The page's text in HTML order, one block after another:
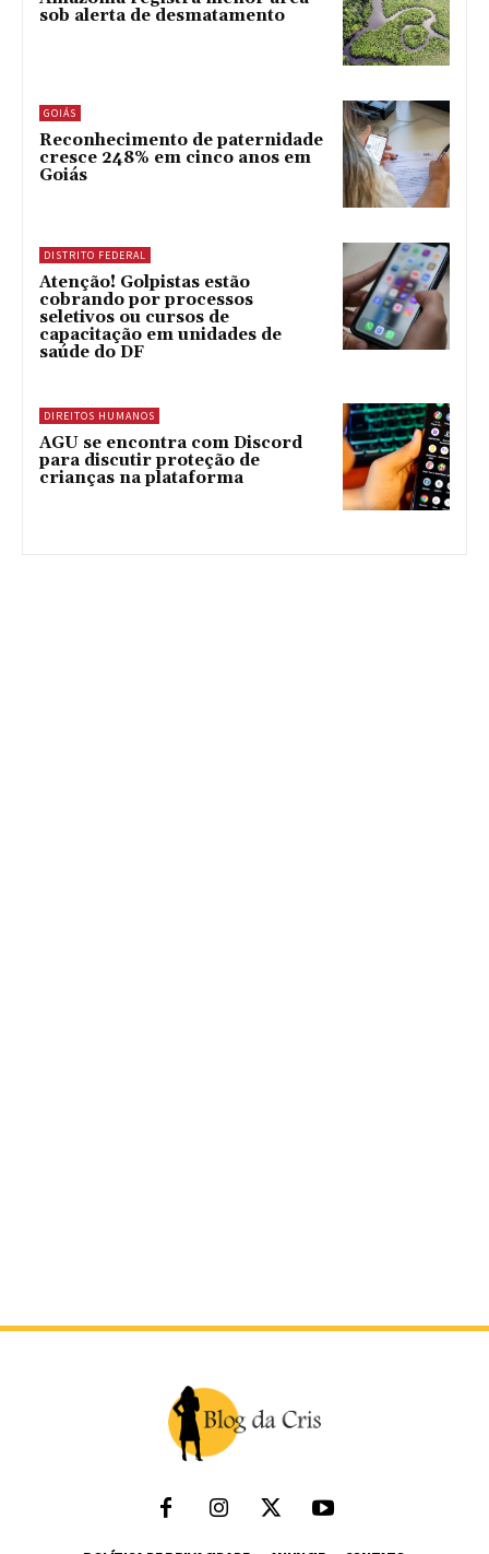
sob alerta de desmatamento
GOIÁS
Reconhecimento de paternidade
cresce 248% em cinco anos em
Goiás
DISTRITO FEDERAL
Atenção! Golpistas estão
cobrando por processos
seletivos ou cursos de
capacitação em unidades de
saúde do DF
DIREITOS HUMANOS
AGU se encontra com Discord
para discutir proteção de
crianças na plataforma